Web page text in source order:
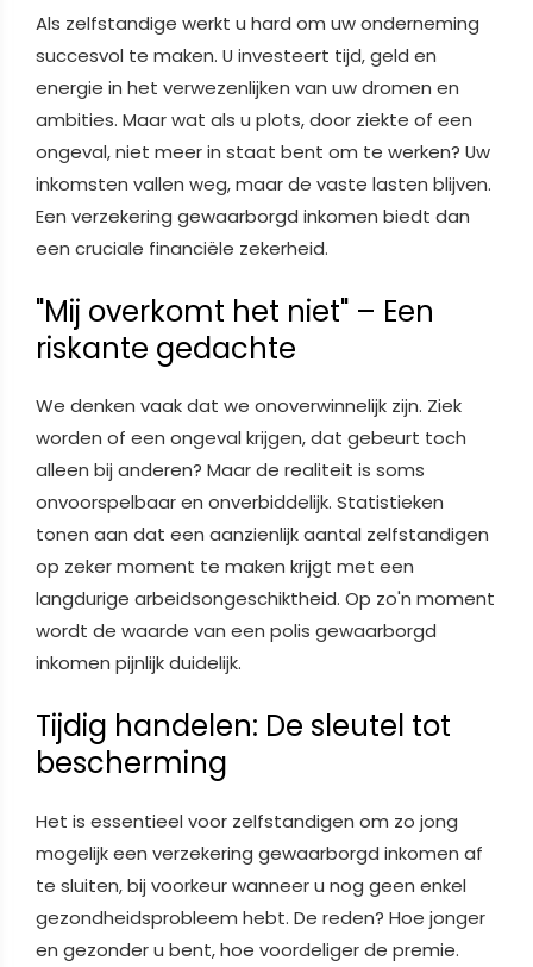
Als zelfstandige werkt u hard om uw onderneming
succesvol te maken. U investeert tijd, geld en
energie in het verwezenlijken van uw dromen en
ambities. Maar wat als u plots, door ziekte of een
ongeval, niet meer in staat bent om te werken? Uw
inkomsten vallen weg, maar de vaste lasten blijven.
Een verzekering gewaarborgd inkomen biedt dan
een cruciale financiële zekerheid.
"Mij overkomt het niet" – Een
riskante gedachte
We denken vaak dat we onoverwinnelijk zijn. Ziek
worden of een ongeval krijgen, dat gebeurt toch
alleen bij anderen? Maar de realiteit is soms
onvoorspelbaar en onverbiddelijk. Statistieken
tonen aan dat een aanzienlijk aantal zelfstandigen
op zeker moment te maken krijgt met een
langdurige arbeidsongeschiktheid. Op zo'n moment
wordt de waarde van een polis gewaarborgd
inkomen pijnlijk duidelijk.
Tijdig handelen: De sleutel tot
bescherming
Het is essentieel voor zelfstandigen om zo jong
mogelijk een verzekering gewaarborgd inkomen af
te sluiten, bij voorkeur wanneer u nog geen enkel
gezondheidsprobleem hebt. De reden? Hoe jonger
en gezonder u bent, hoe voordeliger de premie.